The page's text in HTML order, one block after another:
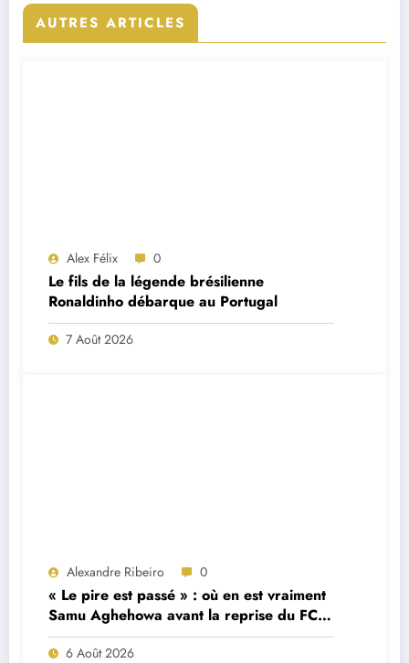
AUTRES ARTICLES
Alex Félix 0
Le fils de la légende brésilienne
Ronaldinho débarque au Portugal
7 Août 2026
Alexandre Ribeiro 0
« Le pire est passé » : où en est vraiment
Samu Aghehowa avant la reprise du FC
Porto ?
6 Août 2026